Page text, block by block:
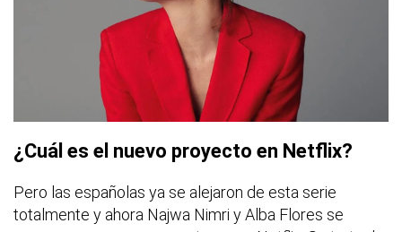
¿Cuál es el nuevo proyecto en Netflix?
Pero las españolas ya se alejaron de esta serie
totalmente y ahora Najwa Nimri y Alba Flores se